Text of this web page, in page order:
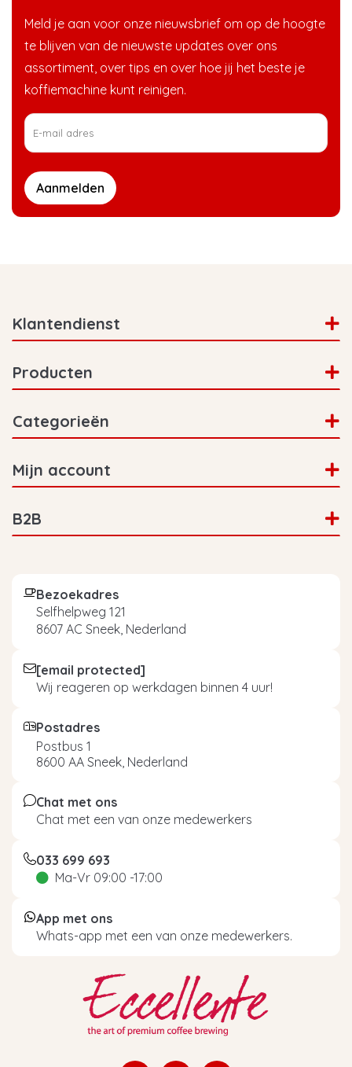
Meld je aan voor onze nieuwsbrief om op de hoogte
te blijven van de nieuwste updates over ons
assortiment, over tips en over hoe jij het beste je
koffiemachine kunt reinigen.
Aanmelden
Klantendienst
Producten
Categorieën
Mijn account
B2B
Bezoekadres
Selfhelpweg 121
8607 AC Sneek, Nederland
[email protected]
Wij reageren op werkdagen binnen 4 uur!
Postadres
Postbus 1
8600 AA Sneek, Nederland
Chat met ons
Chat met een van onze medewerkers
033 699 693
Ma-Vr 09:00 -17:00
App met ons
Whats-app met een van onze medewerkers.